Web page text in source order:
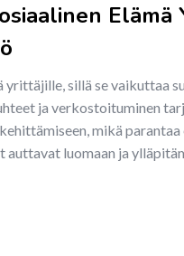
yrittäjille, sillä se vaikuttaa
ja verkostoituminen
mikä
luomaan ja